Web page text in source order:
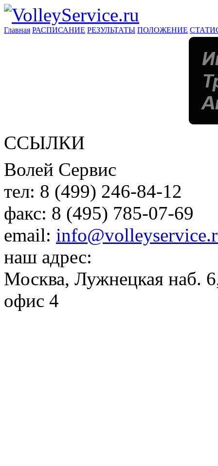
Главная РАСПИСАНИЕ РЕЗУЛЬТАТЫ ПОЛОЖЕНИЕ
ССЫЛКИ
Волей Сервис
тел: 8 (499) 246-84-12
факс: 8 (495) 785-07-69
email:
наш адрес:
Москва, Лужнецкая наб.
офис 4